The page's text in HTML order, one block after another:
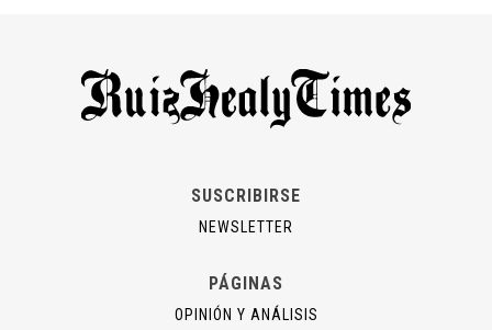
SUSCRIBIRSE
NEWSLETTER
PÁGINAS
OPINIÓN Y ANÁLISIS